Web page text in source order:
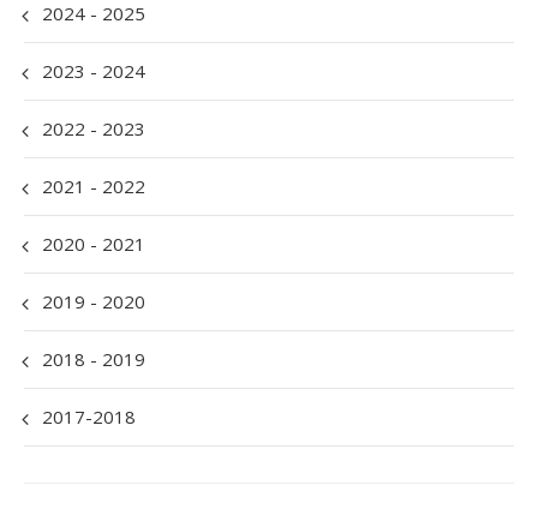
2024 - 2025
2023 - 2024
2022 - 2023
2021 - 2022
2020 - 2021
2019 - 2020
2018 - 2019
2017-2018